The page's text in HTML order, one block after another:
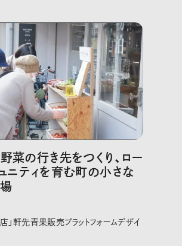
菜の行き先をつくり、ロー
ニティを育む町の小さな
」軒先青果販売プラットフォームデザイ